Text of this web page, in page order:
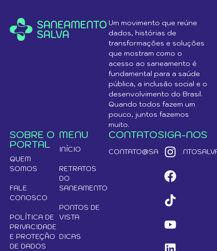
Um movimento que reúne
dados, histórias de
transformações e soluções
que mostram como o
acesso ao saneamento é
fundamental para a saúde
pública, a inclusão social e o
desenvolvimento do Brasil.
Quando todos fazem um
pouco, juntos fazemos
muito.
SOBRE O
PORTAL
QUEM
SOMOS
FALE
CONOSCO
POLÍTICA DE
PRIVACIDADE
E PROTEÇÃO
DE DADOS
MENU
INÍCIO
RETRATOS
DO
SANEAMENTO
PONTOS DE
VISTA
DICAS
CONTATOSIGA-NOS